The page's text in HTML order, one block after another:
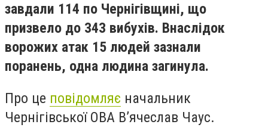
завдали 114 по Чернігівщині, що
призвело до 343 вибухів. Внаслідок
ворожих атак 15 людей зазнали
поранень, одна людина загинула.
Про це повідомляє начальник
Чернігівської ОВА В’ячеслав Чаус.